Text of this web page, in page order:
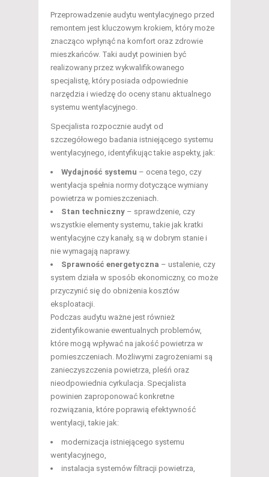
Przeprowadzenie audytu wentylacyjnego przed
remontem jest kluczowym krokiem, który może
znacząco wpłynąć na komfort oraz zdrowie
mieszkańców. Taki audyt powinien być
realizowany przez wykwalifikowanego
specjalistę, który posiada odpowiednie
narzędzia i wiedzę do oceny stanu aktualnego
systemu wentylacyjnego.
Specjalista rozpocznie audyt od
szczegółowego badania istniejącego systemu
wentylacyjnego, identyfikując takie aspekty, jak:
Wydajność systemu – ocena tego, czy
wentylacja spełnia normy dotyczące wymiany
powietrza w pomieszczeniach.
Stan techniczny – sprawdzenie, czy
wszystkie elementy systemu, takie jak kratki
wentylacyjne czy kanały, są w dobrym stanie i
nie wymagają naprawy.
Sprawność energetyczna – ustalenie, czy
system działa w sposób ekonomiczny, co może
przyczynić się do obniżenia kosztów
eksploatacji.
Podczas audytu ważne jest również
zidentyfikowanie ewentualnych problemów,
które mogą wpływać na jakość powietrza w
pomieszczeniach. Możliwymi zagrożeniami są
zanieczyszczenia powietrza, pleśń oraz
nieodpowiednia cyrkulacja. Specjalista
powinien zaproponować konkretne
rozwiązania, które poprawią efektywność
wentylacji, takie jak:
modernizacja istniejącego systemu
wentylacyjnego,
instalacja systemów filtracji powietrza,